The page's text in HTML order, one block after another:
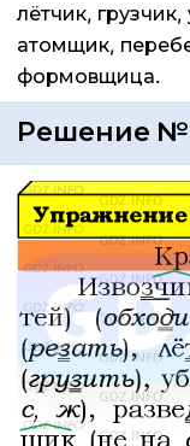
лётчик,
атомщик,
формовщица.
Решение